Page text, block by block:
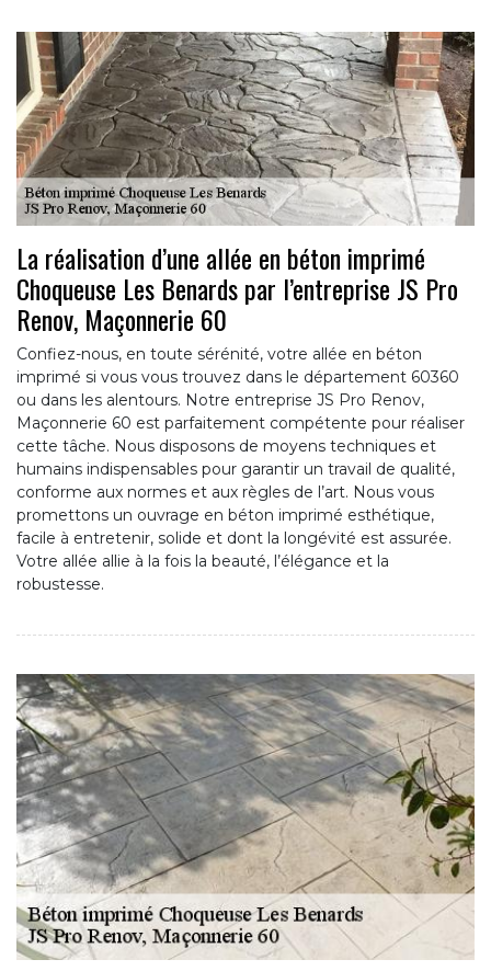
La réalisation d’une allée en béton imprimé
Choqueuse Les Benards par l’entreprise JS Pro
Renov, Maçonnerie 60
Confiez-nous, en toute sérénité, votre allée en béton
imprimé si vous vous trouvez dans le département 60360
ou dans les alentours. Notre entreprise JS Pro Renov,
Maçonnerie 60 est parfaitement compétente pour réaliser
cette tâche. Nous disposons de moyens techniques et
humains indispensables pour garantir un travail de qualité,
conforme aux normes et aux règles de l’art. Nous vous
promettons un ouvrage en béton imprimé esthétique,
facile à entretenir, solide et dont la longévité est assurée.
Votre allée allie à la fois la beauté, l’élégance et la
robustesse.